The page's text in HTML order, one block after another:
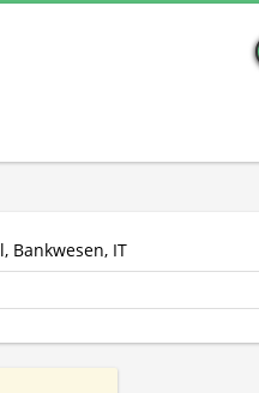
Bankwesen, IT